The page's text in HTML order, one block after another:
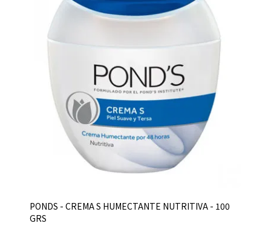
PONDS - CREMA S HUMECTANTE NUTRITIVA - 100
GRS